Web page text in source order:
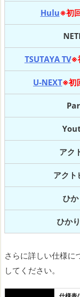
Hulu※初
TSUTAYA TV※
U-NEXT※初
アク
アクト
ひ
ひか
さらに詳しい仕様に
してください。